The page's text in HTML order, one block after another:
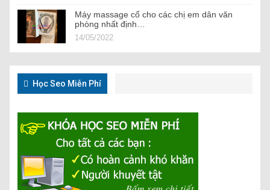
Máy massage cổ cho các chị em dân văn
phòng nhất định…
14/05/2022
Học Seo Miễn Phí